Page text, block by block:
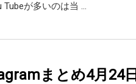
が多いのは当 …
まとめ4月24日